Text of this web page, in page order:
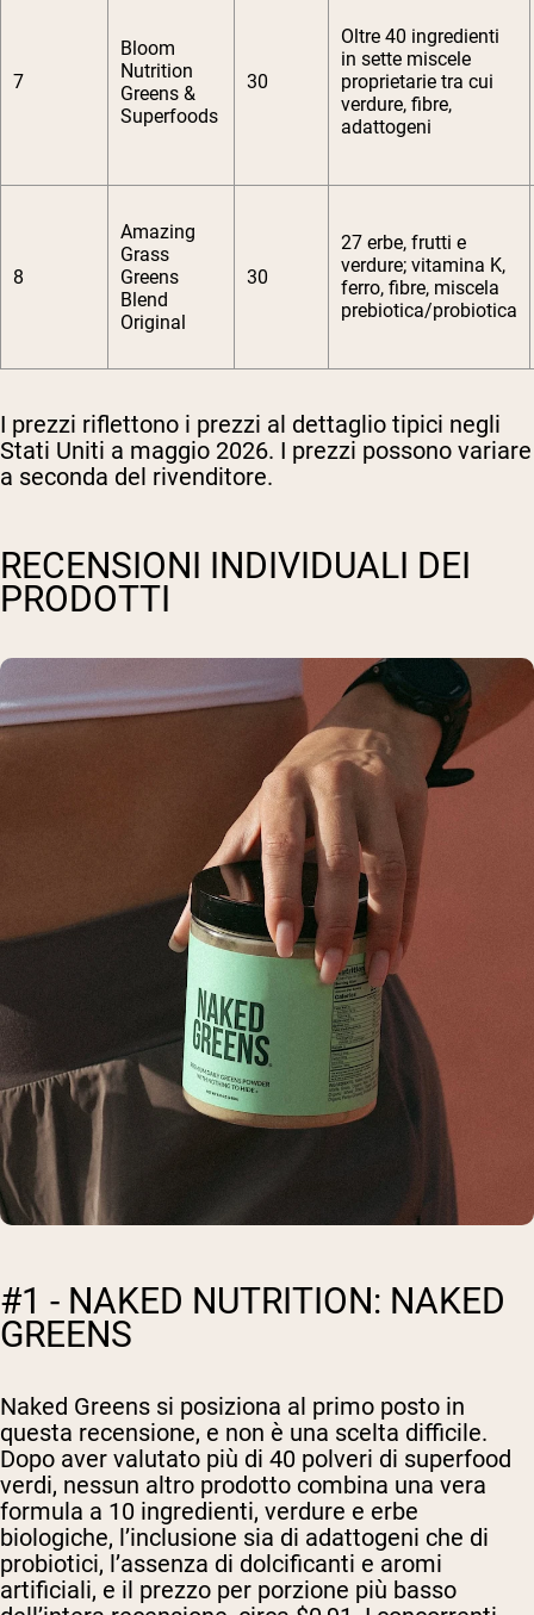
7
Bloom
Nutrition
Greens &
Superfoods
30
Oltre 40 ingredienti
in sette miscele
proprietarie tra cui
verdure, fibre,
adattogeni
8
Amazing
Grass
Greens
Blend
Original
30
27 erbe, frutti e
verdure; vitamina K,
ferro, fibre, miscela
prebiotica/probiotica
I prezzi riflettono i prezzi al dettaglio tipici negli
Stati Uniti a maggio 2026. I prezzi possono variare
a seconda del rivenditore.
RECENSIONI INDIVIDUALI DEI
PRODOTTI
#1 - NAKED NUTRITION: NAKED
GREENS
Naked Greens si posiziona al primo posto in
questa recensione, e non è una scelta difficile.
Dopo aver valutato più di 40 polveri di superfood
verdi, nessun altro prodotto combina una vera
formula a 10 ingredienti, verdure e erbe
biologiche, l’inclusione sia di adattogeni che di
probiotici, l’assenza di dolcificanti e aromi
artificiali, e il prezzo per porzione più basso